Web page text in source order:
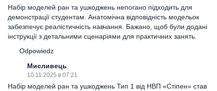
Набір моделей ран та ушкоджень непогано підходить для
демонстрації студентам. Анатомічна відповідність модельок
забезпечує реалістичність навчання. Бажано, щоб були додані
інструкції з детальними сценаріями для практичних занять.
Odpowiedz
Мисливець
10.11.2025 в 07:21
Набір моделей ран та ушкоджень Тип 1 від НВП «Стіпен» став